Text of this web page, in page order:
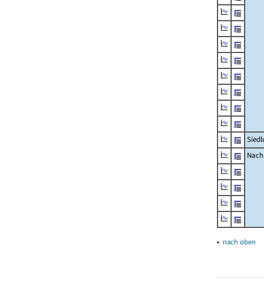
▴ nach oben